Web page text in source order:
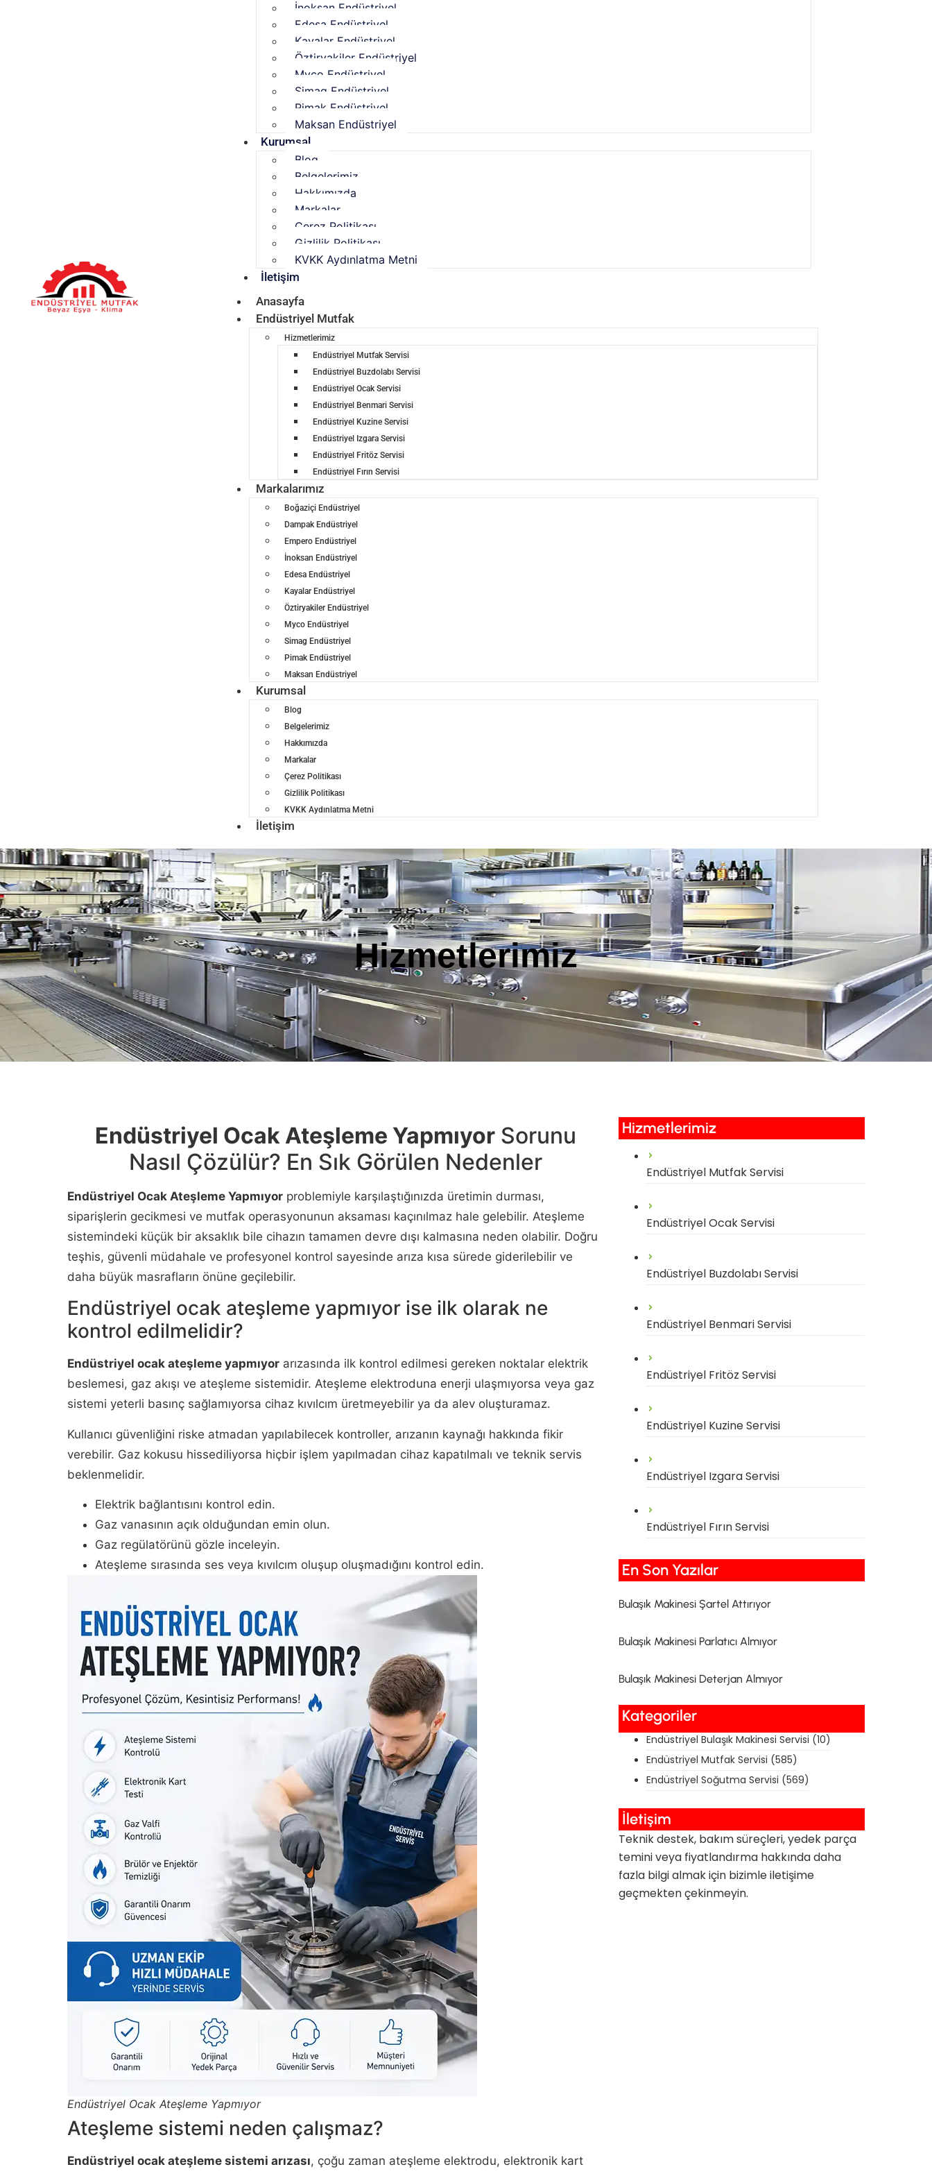
İnoksan Endüstriyel
Edesa Endüstriyel
Kayalar Endüstriyel
Öztiryakiler Endüstriyel
Myco Endüstriyel
Simag Endüstriyel
Pimak Endüstriyel
Maksan Endüstriyel
Kurumsal
Blog
Belgelerimiz
Hakkımızda
Markalar
Çerez Politikası
Gizlilik Politikası
KVKK Aydınlatma Metni
İletişim
Anasayfa
Endüstriyel Mutfak
Hizmetlerimiz
Endüstriyel Mutfak Servisi
Endüstriyel Buzdolabı Servisi
Endüstriyel Ocak Servisi
Endüstriyel Benmari Servisi
Endüstriyel Kuzine Servisi
Endüstriyel Izgara Servisi
Endüstriyel Fritöz Servisi
Endüstriyel Fırın Servisi
Markalarımız
Boğaziçi Endüstriyel
Dampak Endüstriyel
Empero Endüstriyel
İnoksan Endüstriyel
Edesa Endüstriyel
Kayalar Endüstriyel
Öztiryakiler Endüstriyel
Myco Endüstriyel
Simag Endüstriyel
Pimak Endüstriyel
Maksan Endüstriyel
Kurumsal
Blog
Belgelerimiz
Hakkımızda
Markalar
Çerez Politikası
Gizlilik Politikası
KVKK Aydınlatma Metni
İletişim
Hizmetlerimiz
Endüstriyel Ocak Ateşleme Yapmıyor Sorunu
Nasıl Çözülür? En Sık Görülen Nedenler
Endüstriyel Ocak Ateşleme Yapmıyor problemiyle karşılaştığınızda üretimin durması,
siparişlerin gecikmesi ve mutfak operasyonunun aksaması kaçınılmaz hale gelebilir. Ateşleme
sistemindeki küçük bir aksaklık bile cihazın tamamen devre dışı kalmasına neden olabilir. Doğru
teşhis, güvenli müdahale ve profesyonel kontrol sayesinde arıza kısa sürede giderilebilir ve
daha büyük masrafların önüne geçilebilir.
Endüstriyel ocak ateşleme yapmıyor ise ilk olarak ne
kontrol edilmelidir?
Endüstriyel ocak ateşleme yapmıyor arızasında ilk kontrol edilmesi gereken noktalar elektrik
beslemesi, gaz akışı ve ateşleme sistemidir. Ateşleme elektroduna enerji ulaşmıyorsa veya gaz
sistemi yeterli basınç sağlamıyorsa cihaz kıvılcım üretmeyebilir ya da alev oluşturamaz.
Kullanıcı güvenliğini riske atmadan yapılabilecek kontroller, arızanın kaynağı hakkında fikir
verebilir. Gaz kokusu hissediliyorsa hiçbir işlem yapılmadan cihaz kapatılmalı ve teknik servis
beklenmelidir.
Elektrik bağlantısını kontrol edin.
Gaz vanasının açık olduğundan emin olun.
Gaz regülatörünü gözle inceleyin.
Ateşleme sırasında ses veya kıvılcım oluşup oluşmadığını kontrol edin.
Endüstriyel Ocak Ateşleme Yapmıyor
Ateşleme sistemi neden çalışmaz?
Endüstriyel ocak ateşleme sistemi arızası, çoğu zaman ateşleme elektrodu, elektronik kart
Hizmetlerimiz​
Endüstriyel Mutfak Servisi
Endüstriyel Ocak Servisi
Endüstriyel Buzdolabı Servisi
Endüstriyel Benmari Servisi
Endüstriyel Fritöz Servisi
Endüstriyel Kuzine Servisi
Endüstriyel Izgara Servisi
Endüstriyel Fırın Servisi
En Son Yazılar​
Bulaşık Makinesi Şartel Attırıyor
Bulaşık Makinesi Parlatıcı Almıyor
Bulaşık Makinesi Deterjan Almıyor
Kategoriler
Endüstriyel Bulaşık Makinesi Servisi (10)
Endüstriyel Mutfak Servisi (585)
Endüstriyel Soğutma Servisi (569)
İletişim
Teknik destek, bakım süreçleri, yedek parça
temini veya fiyatlandırma hakkında daha
fazla bilgi almak için bizimle iletişime
geçmekten çekinmeyin.